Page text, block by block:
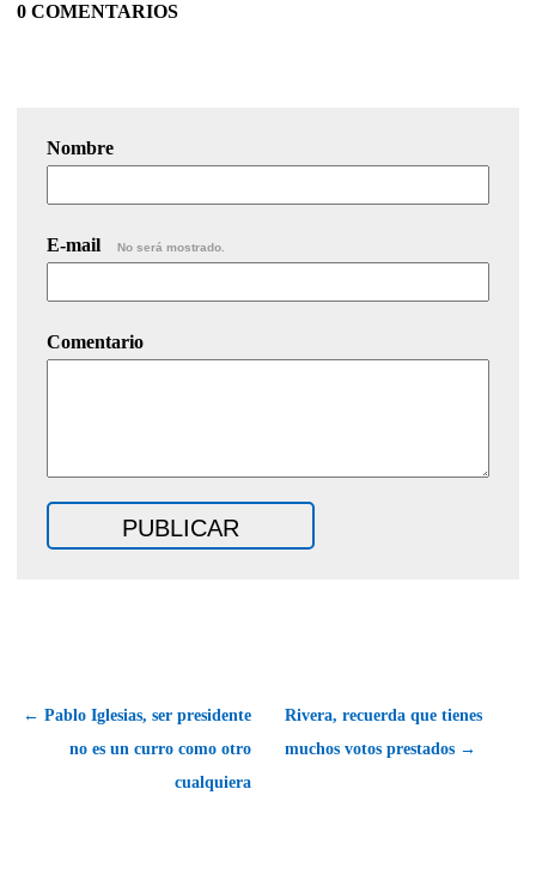
0 COMENTARIOS
Nombre
E-mail No será mostrado.
Comentario
← Pablo Iglesias, ser presidente
no es un curro como otro
cualquiera
Rivera, recuerda que tienes
muchos votos prestados →